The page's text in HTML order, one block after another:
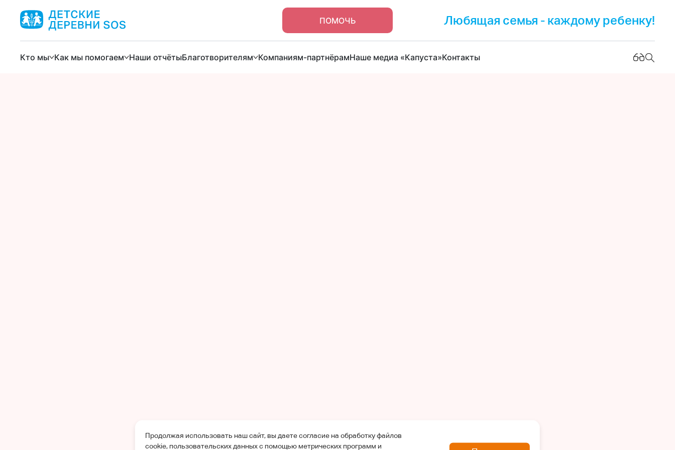
ПОМОЧЬ Любящая семья - каждому ребенку!
Кто мы Как мы помогаем Наши отчётыБлаготворителям Компаниям-партнёрамНаше медиа «Капуста»Контакты
Продолжая использовать наш сайт, вы даете согласие на обработку файлов
cookie, пользовательских данных с помощью метрических программ и